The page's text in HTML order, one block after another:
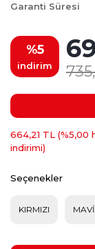
Garanti Süresi
%5
indirim
664,21 TL (%5,00
indirimi)
Seçenekler
KIRMIZI MAVİ